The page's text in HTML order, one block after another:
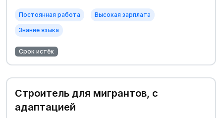
Постоянная работа Высокая зарплата
Знание языка
Срок истёк
Строитель для мигрантов, с
адаптацией